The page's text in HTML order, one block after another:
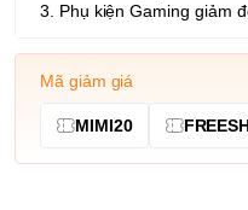
3. Phụ kiện Gaming giảm
Mã giảm giá
MIMI20